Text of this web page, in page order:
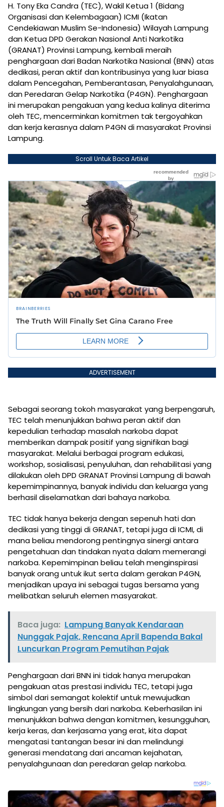
H. Tony Eka Candra (TEC), Wakil Ketua 1 (Bidang
Organisasi dan Kelembagaan) ICMI (Ikatan
Cendekiawan Muslim Se-Indonesia) Wilayah Lampung
dan Ketua DPD Gerakan Nasional Anti Narkotika
(GRANAT) Provinsi Lampung, kembali meraih
penghargaan dari Badan Narkotika Nasional (BNN) atas
dedikasi, peran aktif dan kontribusinya yang luar biasa
dalam Pencegahan, Pemberantasan, Penyalahgunaan,
dan Peredaran Gelap Narkotika (P4GN). Penghargaan
ini merupakan pengakuan yang kedua kalinya diterima
oleh TEC, mencerminkan komitmen tak tergoyahkan
dan kerja kerasnya dalam P4GN di masyarakat Provinsi
Lampung.
Scroll Untuk Baca Artikel
ADVERTISEMENT
Sebagai seorang tokoh masyarakat yang berpengaruh,
TEC telah menunjukkan bahwa peran aktif dan
kepedulian terhadap masalah narkoba dapat
memberikan dampak positif yang signifikan bagi
masyarakat. Melalui berbagai program edukasi,
workshop, sosialisasi, penyuluhan, dan rehabilitasi yang
dilakukan oleh DPD GRANAT Provinsi Lampung di bawah
kepemimpinannya, banyak individu dan keluarga yang
berhasil diselamatkan dari bahaya narkoba.
TEC tidak hanya bekerja dengan sepenuh hati dan
dedikasi yang tinggi di GRANAT, tetapi juga di ICMI, di
mana beliau mendorong pentingnya sinergi antara
pengetahuan dan tindakan nyata dalam memerangi
narkoba. Kepemimpinan beliau telah menginspirasi
banyak orang untuk ikut serta dalam gerakan P4GN,
menjadikan upaya ini sebagai tugas bersama yang
melibatkan seluruh elemen masyarakat.
Baca juga: Lampung Banyak Kendaraan
Nunggak Pajak, Rencana April Bapenda Bakal
Luncurkan Program Pemutihan Pajak
Penghargaan dari BNN ini tidak hanya merupakan
pengakuan atas prestasi individu TEC, tetapi juga
simbol dari semangat kolektif untuk mewujudkan
lingkungan yang bersih dari narkoba. Keberhasilan ini
menunjukkan bahwa dengan komitmen, kesungguhan,
kerja keras, dan kerjasama yang erat, kita dapat
mengatasi tantangan besar ini dan melindungi
generasi mendatang dari ancaman kejahatan,
penyalahgunaan dan peredaran gelap narkoba.